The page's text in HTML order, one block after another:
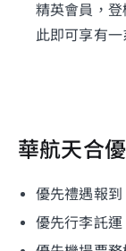
精英會員，
此即可享有
華航天合
優先禮遇報到
優先行李託運